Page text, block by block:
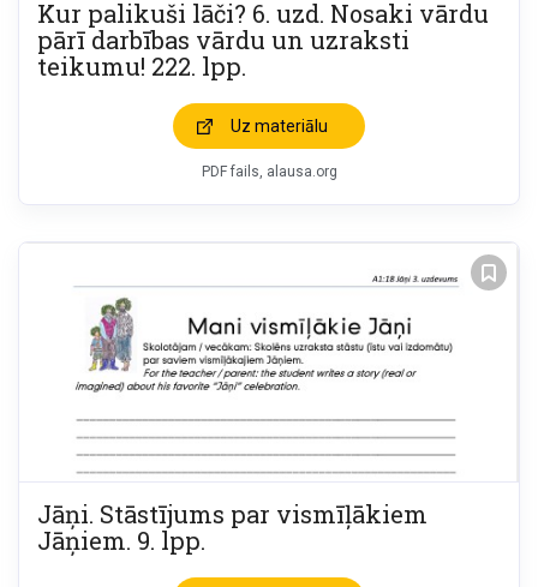
Kur palikuši lāči? 6. uzd. Nosaki vārdu
pārī darbības vārdu un uzraksti
teikumu! 222. lpp.
Uz materiālu
PDF fails, alausa.org
Jāņi. Stāstījums par vismīļākiem
Jāņiem. 9. lpp.